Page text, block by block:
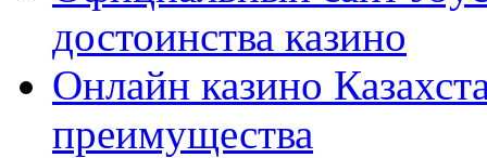
достоинства казино
Онлайн казино
преимущества